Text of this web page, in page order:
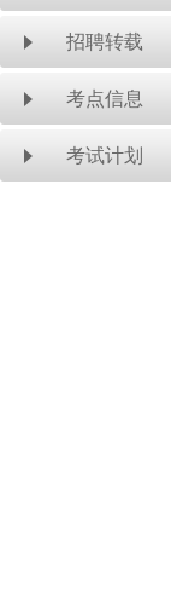
招聘转载
考点信息
考试计划